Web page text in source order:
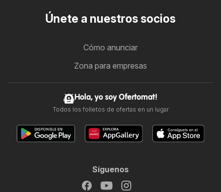
Únete a nuestros socios
Cómo anunciar
Zona para empresas
Hola, yo soy Ofertomat!
Todos los folletos de ofertas en un lugar
Síguenos